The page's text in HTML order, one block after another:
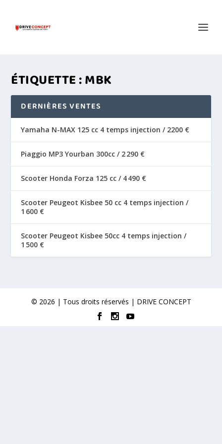
ÉTIQUETTE :MBK
DERNIÈRES VENTES
Yamaha N-MAX 125 cc 4 temps injection / 2200 €
Piaggio MP3 Yourban 300cc / 2 290 €
Scooter Honda Forza 125 cc / 4 490 €
Scooter Peugeot Kisbee 50 cc 4 temps injection /
1 600 €
Scooter Peugeot Kisbee 50cc 4 temps injection /
1 500 €
© 2026 | Tous droits réservés | DRIVE CONCEPT